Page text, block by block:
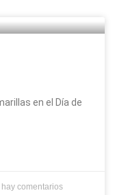
en el Día de
hay comentarios